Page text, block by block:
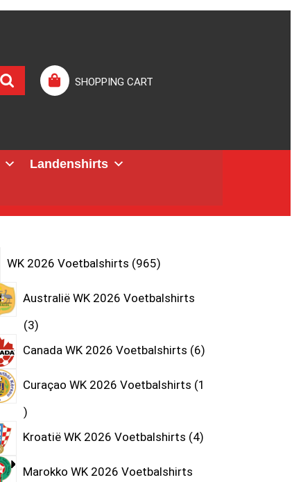
SHOPPING CART
Landenshirts
WK 2026 Voetbalshirts 965
Australië WK 2026 Voetbalshirts
3
Canada WK 2026 Voetbalshirts 6
Curaçao WK 2026 Voetbalshirts 1
Kroatië WK 2026 Voetbalshirts 4
Marokko WK 2026 Voetbalshirts